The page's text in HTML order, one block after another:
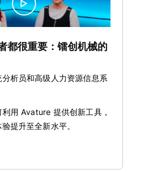
都很重要：镭创机械的
析员和高级人力资源信息系
用 Avature 提供创新工具，
提升至全新水平。